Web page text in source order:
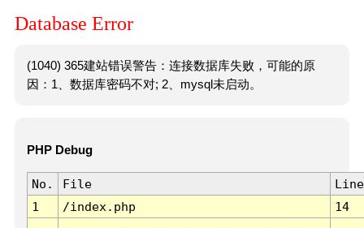
Database Error
(1040) 365建站错误警告：连接数据库失败，可能的原
因：1、数据库密码不对; 2、mysql未启动。
PHP Debug
No. File
Line
1
/index.php 14